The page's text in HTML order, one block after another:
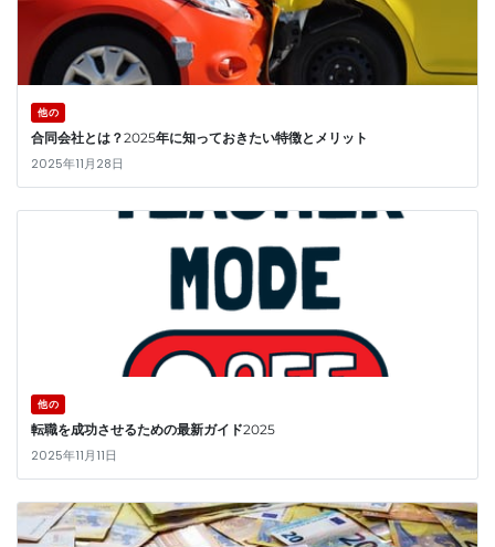
他の
合同会社とは？2025年に知っておきたい特徴とメリット
2025年11月28日
他の
転職を成功させるための最新ガイド2025
2025年11月11日